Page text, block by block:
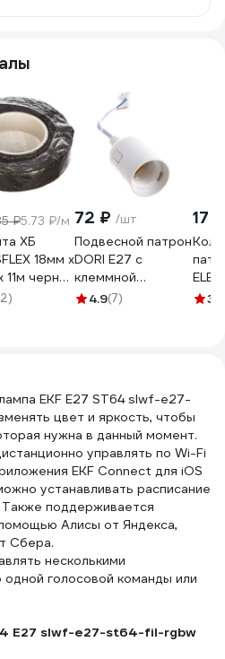
₽5.73 ₽/м
ХБ
18мм х
черная
72 ₽ /шт
Подвесной патрон
DORI Е27 с
клеммной
колодкой белый
4.9(7)
17
3.1
EKF E27 ST64 slwf-e27-
цвет и яркость, чтобы
нужна в данный момент.
управлять по Wi-Fi
EKF Connect для iOS
устанавливать расписание
поддерживается
Алисы от Яндекса,
Сбера.
несколькими
голосовой команды или
E27 slwf-e27-st64-fil-rgbw